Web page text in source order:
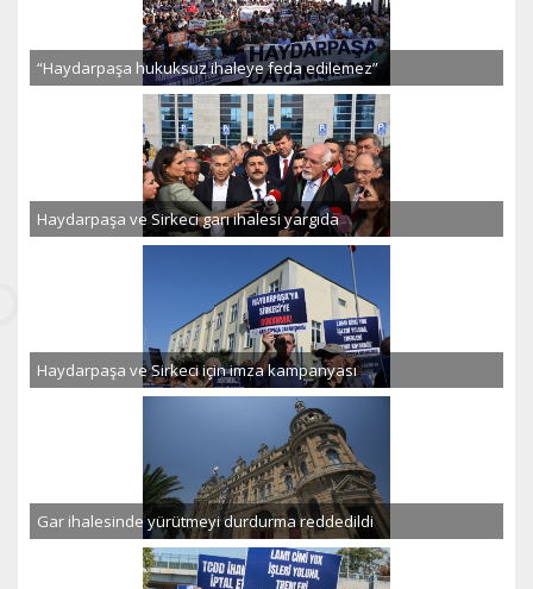
“Haydarpaşa hukuksuz ihaleye feda edilemez”
Haydarpaşa ve Sirkeci garı ihalesi yargıda
Haydarpaşa ve Sirkeci için imza kampanyası
Gar ihalesinde yürütmeyi durdurma reddedildi